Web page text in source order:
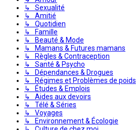
↳ Sexualité
↳ Amitié
↳ Quotidien
↳ Famille
↳ Beauté & Mode
↳ Mamans & Futures mamans
↳ Règles & Contraception
↳ Santé & Psycho
↳ Dépendances & Drogues
↳ Régimes et Problèmes de poids
↳ Études & Emplois
↳ Aides aux devoirs
↳ Télé & Séries
↳ Voyages
↳ Environnement & Écologie